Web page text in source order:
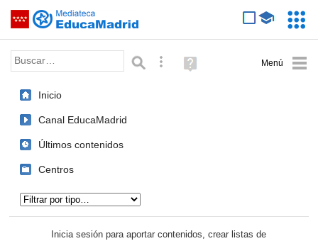
Saltar navegación
Palabra o frase: Búsqueda avanzada
Ayuda
(en
Inicio
Canal EducaMadrid
Últimos contenidos
Centros
Inicia sesión para aportar contenidos, crear listas de